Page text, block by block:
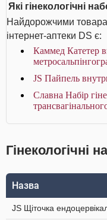
Які гінекологічні
Найдорожчими
інтернет-аптеки DS є:
Каммед Катетер
JS Пайпель
Славна Набір
Гінекологічні
Назва
JS Щіточка